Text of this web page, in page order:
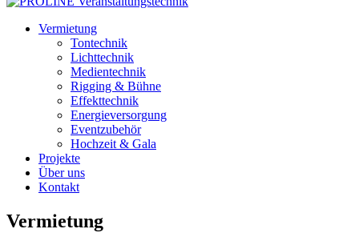
Vermietung
Tontechnik
Lichttechnik
Medientechnik
Rigging & Bühne
Effekttechnik
Energieversorgung
Eventzubehör
Hochzeit & Gala
Projekte
Über uns
Kontakt
Vermietung